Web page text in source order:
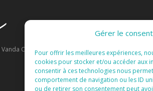
Gérer le
Pour offrir les meilleures expériences,
cookies pour stocker et/ou accéder aux
consentir à ces technologies nous
comportement de navigation ou les ID
ou de retirer son consentement peut
Vanda Cipriano